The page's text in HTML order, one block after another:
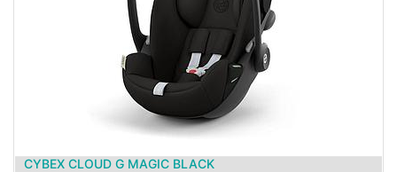
CYBEX CLOUD G MAGIC BLACK